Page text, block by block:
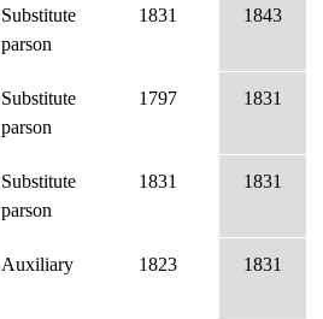
Substitute
parson
1831 1843
Substitute
parson
1797 1831
Substitute
parson
1831 1831
Auxiliary 1823 1831